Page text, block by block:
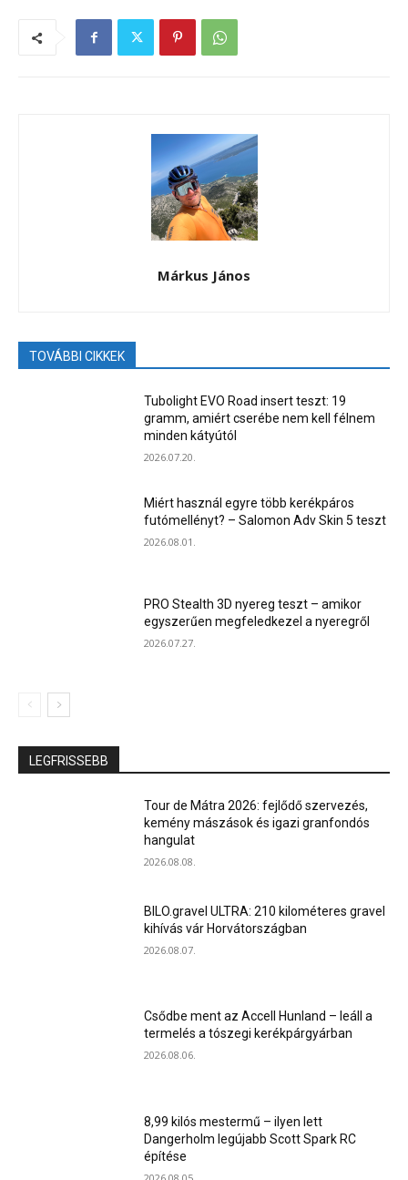
Márkus János
TOVÁBBI CIKKEK
Tubolight EVO Road insert teszt: 19
gramm, amiért cserébe nem kell félnem
minden kátyútól
2026.07.20.
Miért használ egyre több kerékpáros
futómellényt? – Salomon Adv Skin 5 teszt
2026.08.01.
PRO Stealth 3D nyereg teszt – amikor
egyszerűen megfeledkezel a nyeregről
2026.07.27.
LEGFRISSEBB
Tour de Mátra 2026: fejlődő szervezés,
kemény mászások és igazi granfondós
hangulat
2026.08.08.
BILO.gravel ULTRA: 210 kilométeres gravel
kihívás vár Horvátországban
2026.08.07.
Csődbe ment az Accell Hunland – leáll a
termelés a tószegi kerékpárgyárban
2026.08.06.
8,99 kilós mestermű – ilyen lett
Dangerholm legújabb Scott Spark RC
építése